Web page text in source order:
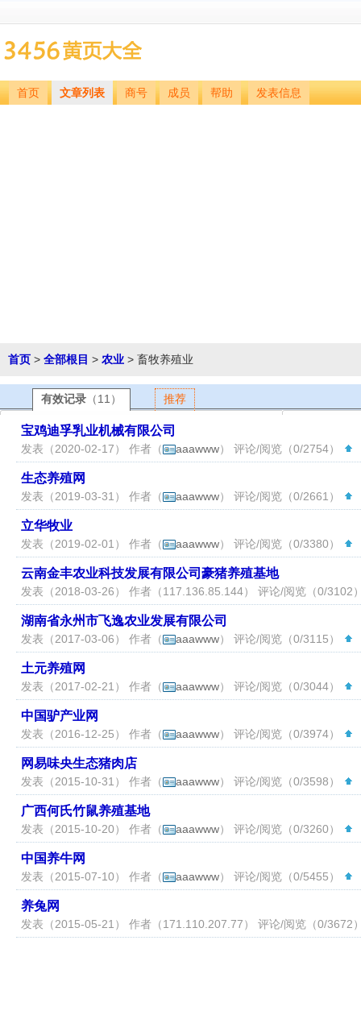
首页 文章列表 商号 成员 帮助 发表信息
首页 > 全部根目 > 农业 > 畜牧养殖业
有效记录 （11） 推荐
宝鸡迪孚乳业机械有限公司
发表（2020-02-17） 作者（ aaawww） 评论/阅览（0/2754）
生态养殖网
发表（2019-03-31） 作者（ aaawww） 评论/阅览（0/2661）
立华牧业
发表（2019-02-01） 作者（ aaawww） 评论/阅览（0/3380）
云南金丰农业科技发展有限公司豪猪养殖基地
发表（2018-03-26） 作者（117.136.85.144） 评论/阅览（0/3102
湖南省永州市飞逸农业发展有限公司
发表（2017-03-06） 作者（ aaawww） 评论/阅览（0/3115）
土元养殖网
发表（2017-02-21） 作者（ aaawww） 评论/阅览（0/3044）
中国驴产业网
发表（2016-12-25） 作者（ aaawww） 评论/阅览（0/3974）
网易味央生态猪肉店
发表（2015-10-31） 作者（ aaawww） 评论/阅览（0/3598）
广西何氏竹鼠养殖基地
发表（2015-10-20） 作者（ aaawww） 评论/阅览（0/3260）
中国养牛网
发表（2015-07-10） 作者（ aaawww） 评论/阅览（0/5455）
养兔网
发表（2015-05-21） 作者（171.110.207.77） 评论/阅览（0/3672